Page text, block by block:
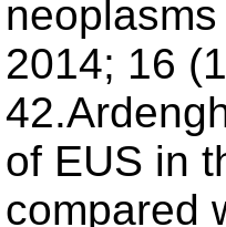
2014; 16
of EUS in
compared